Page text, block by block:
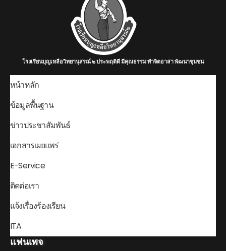
โรงเรียนบุญเหลือวิทยานุสรณ์ ๒ ประพฤติดี มีคุณธรรม ทำจิตอาสา พัฒนาชุมชน
หน้าหลัก
ข้อมูลพื้นฐาน
ข่าวประชาสัมพันธ์
เอกสารเผยแพร่
E-Service
ติดต่อเรา
แจ้งเรื่องร้องเรียน
ITA
แฟนเพจ